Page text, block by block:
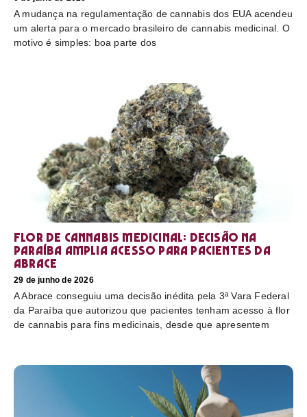
A mudança na regulamentação de cannabis dos EUA acendeu
um alerta para o mercado brasileiro de cannabis medicinal. O
motivo é simples: boa parte dos
Flor de cannabis medicinal: decisão na
Paraíba amplia acesso para pacientes da
Abrace
29 de junho de 2026
A Abrace conseguiu uma decisão inédita pela 3ª Vara Federal
da Paraíba que autorizou que pacientes tenham acesso à flor
de cannabis para fins medicinais, desde que apresentem